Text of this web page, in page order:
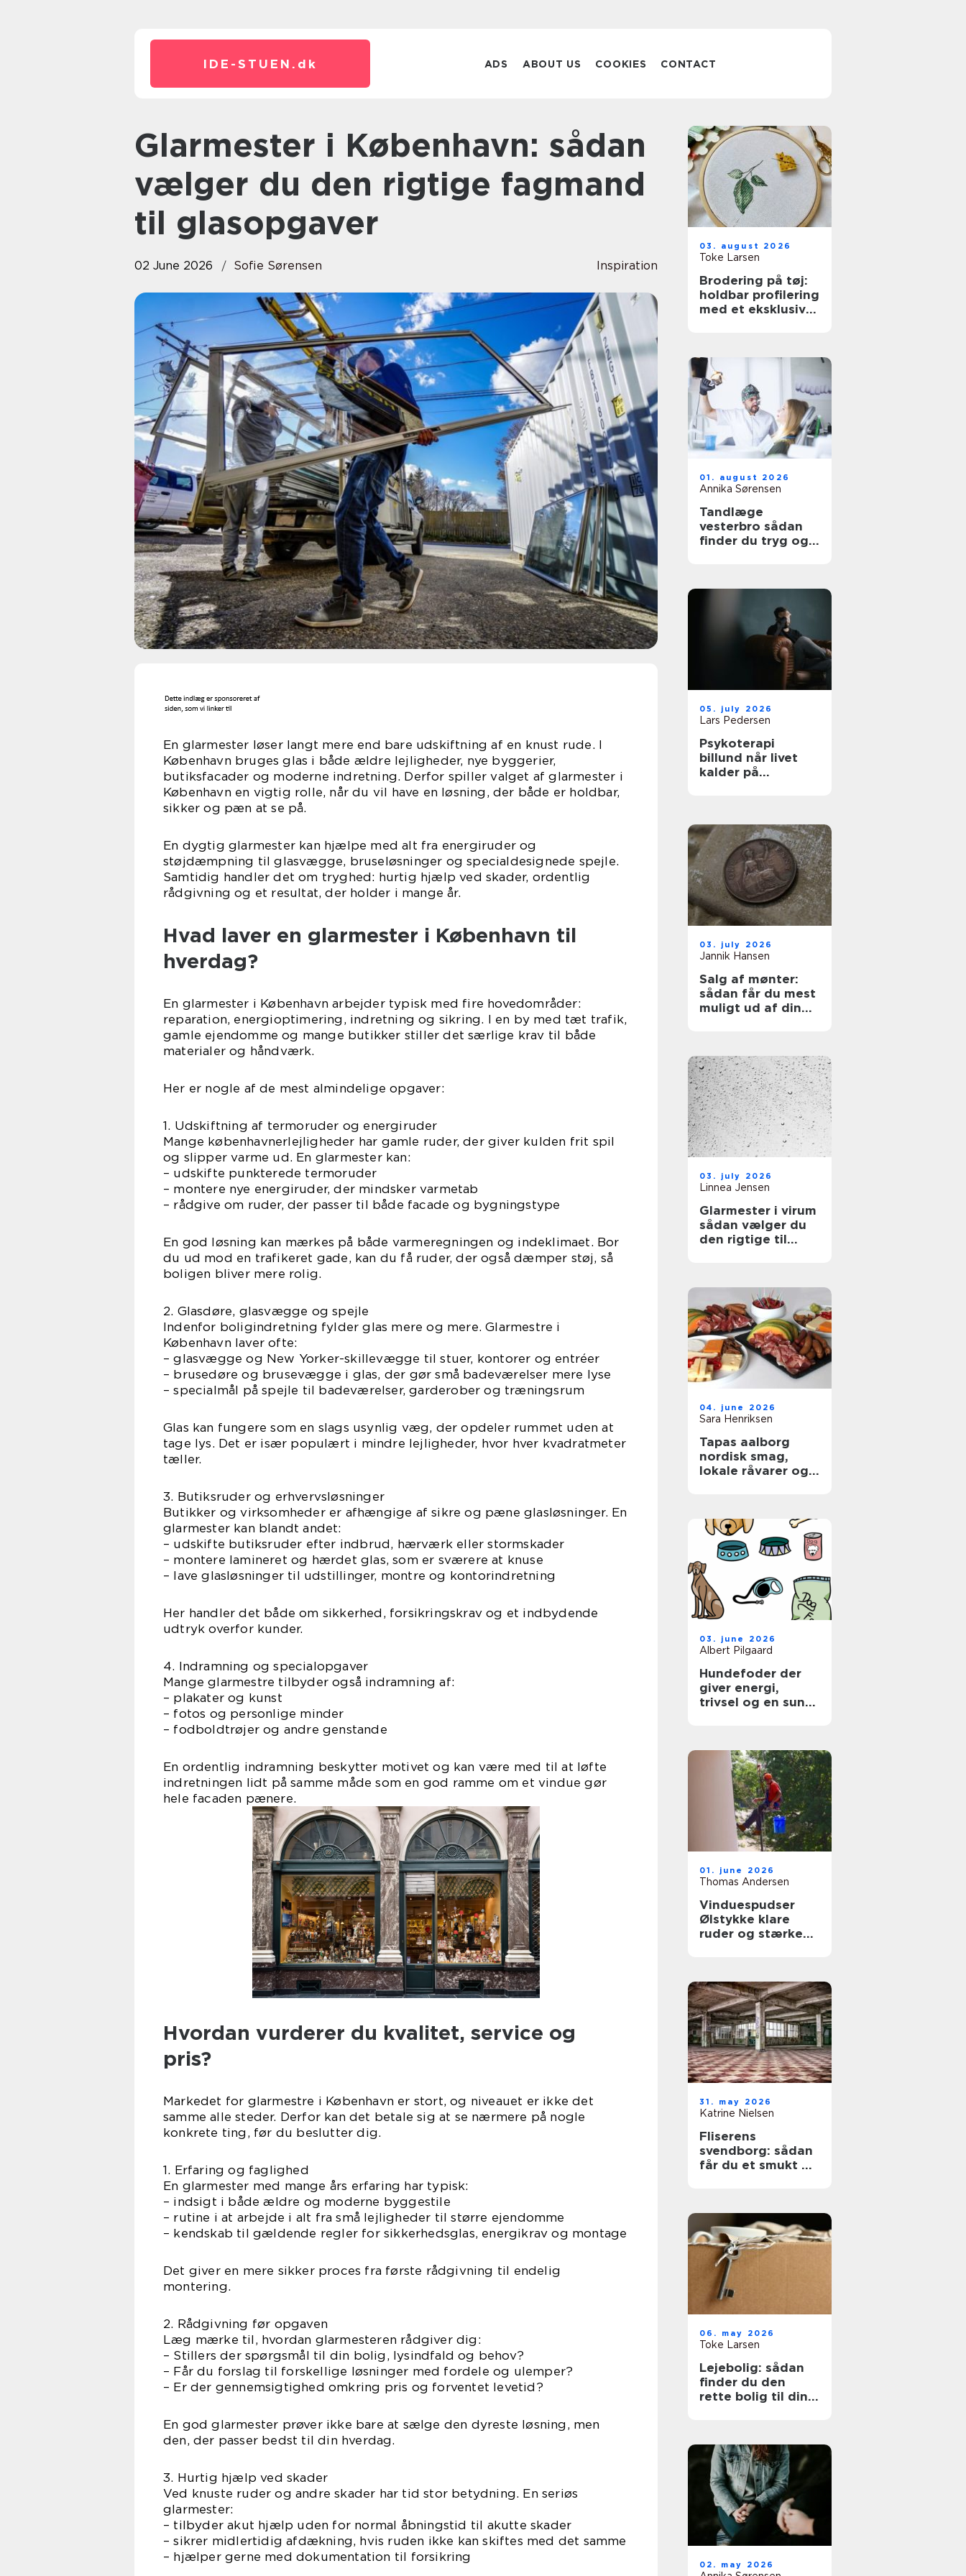
IDE-STUEN. dk ADS ABOUT US COOKIES CONTACT
Glarmester i København: sådan
vælger du den rigtige fagmand
til glasopgaver
02 June 2026 Sofie Sørensen Inspiration
En glarmester løser langt mere end bare udskiftning af en knust rude. I
København bruges glas i både ældre lejligheder, nye byggerier,
butiksfacader og moderne indretning. Derfor spiller valget af glarmester i
København en vigtig rolle, når du vil have en løsning, der både er holdbar,
sikker og pæn at se på.
En dygtig glarmester kan hjælpe med alt fra energiruder og
støjdæmpning til glasvægge, bruseløsninger og specialdesignede spejle.
Samtidig handler det om tryghed: hurtig hjælp ved skader, ordentlig
rådgivning og et resultat, der holder i mange år.
Hvad laver en glarmester i København til
hverdag?
En glarmester i København arbejder typisk med fire hovedområder:
reparation, energioptimering, indretning og sikring. I en by med tæt trafik,
gamle ejendomme og mange butikker stiller det særlige krav til både
materialer og håndværk.
Her er nogle af de mest almindelige opgaver:
1. Udskiftning af termoruder og energiruder
Mange københavnerlejligheder har gamle ruder, der giver kulden frit spil
og slipper varme ud. En glarmester kan:
– udskifte punkterede termoruder
– montere nye energiruder, der mindsker varmetab
– rådgive om ruder, der passer til både facade og bygningstype
En god løsning kan mærkes på både varmeregningen og indeklimaet. Bor
du ud mod en trafikeret gade, kan du få ruder, der også dæmper støj, så
boligen bliver mere rolig.
2. Glasdøre, glasvægge og spejle
Indenfor boligindretning fylder glas mere og mere. Glarmestre i
København laver ofte:
– glasvægge og New Yorker-skillevægge til stuer, kontorer og entréer
– brusedøre og brusevægge i glas, der gør små badeværelser mere lyse
– specialmål på spejle til badeværelser, garderober og træningsrum
Glas kan fungere som en slags usynlig væg, der opdeler rummet uden at
tage lys. Det er især populært i mindre lejligheder, hvor hver kvadratmeter
tæller.
3. Butiksruder og erhvervsløsninger
Butikker og virksomheder er afhængige af sikre og pæne glasløsninger. En
glarmester kan blandt andet:
– udskifte butiksruder efter indbrud, hærværk eller stormskader
– montere lamineret og hærdet glas, som er sværere at knuse
– lave glasløsninger til udstillinger, montre og kontorindretning
Her handler det både om sikkerhed, forsikringskrav og et indbydende
udtryk overfor kunder.
4. Indramning og specialopgaver
Mange glarmestre tilbyder også indramning af:
– plakater og kunst
– fotos og personlige minder
– fodboldtrøjer og andre genstande
En ordentlig indramning beskytter motivet og kan være med til at løfte
indretningen lidt på samme måde som en god ramme om et vindue gør
hele facaden pænere.
Hvordan vurderer du kvalitet, service og
pris?
Markedet for glarmestre i København er stort, og niveauet er ikke det
samme alle steder. Derfor kan det betale sig at se nærmere på nogle
konkrete ting, før du beslutter dig.
1. Erfaring og faglighed
En glarmester med mange års erfaring har typisk:
– indsigt i både ældre og moderne byggestile
– rutine i at arbejde i alt fra små lejligheder til større ejendomme
– kendskab til gældende regler for sikkerhedsglas, energikrav og montage
Det giver en mere sikker proces fra første rådgivning til endelig
montering.
2. Rådgivning før opgaven
Læg mærke til, hvordan glarmesteren rådgiver dig:
– Stillers der spørgsmål til din bolig, lysindfald og behov?
– Får du forslag til forskellige løsninger med fordele og ulemper?
– Er der gennemsigtighed omkring pris og forventet levetid?
En god glarmester prøver ikke bare at sælge den dyreste løsning, men
den, der passer bedst til din hverdag.
3. Hurtig hjælp ved skader
Ved knuste ruder og andre skader har tid stor betydning. En seriøs
glarmester:
– tilbyder akut hjælp uden for normal åbningstid til akutte skader
– sikrer midlertidig afdækning, hvis ruden ikke kan skiftes med det samme
– hjælper gerne med dokumentation til forsikring
03. august 2026
Toke Larsen
Brodering på tøj:
holdbar profilering
med et eksklusivt
01. august 2026
Annika Sørensen
Tandlæge
vesterbro sådan
finder du tryg og
05. july 2026
Lars Pedersen
Psykoterapi
billund når livet
kalder på
03. july 2026
Jannik Hansen
Salg af mønter:
sådan får du mest
muligt ud af din
03. july 2026
Linnea Jensen
Glarmester i virum
sådan vælger du
den rigtige til
04. june 2026
Sara Henriksen
Tapas aalborg
nordisk smag,
lokale råvarer og
03. june 2026
Albert Pilgaard
Hundefoder der
giver energi,
trivsel og en sund
01. june 2026
Thomas Andersen
Vinduespudser
Ølstykke klare
ruder og stærke
31. may 2026
Katrine Nielsen
Fliserens
svendborg: sådan
får du et smukt og
06. may 2026
Toke Larsen
Lejebolig: sådan
finder du den
rette bolig til din
02. may 2026